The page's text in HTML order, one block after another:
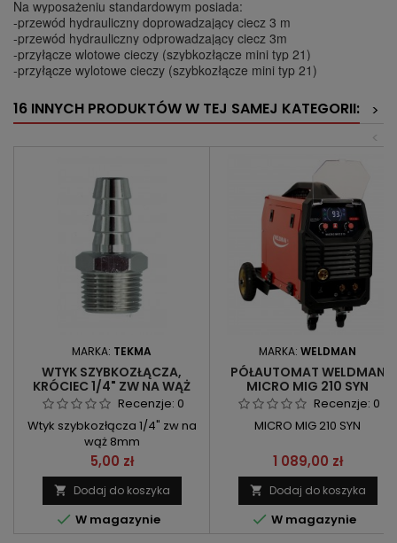
Na wyposażeniu standardowym posiada:
-przewód hydrauliczny doprowadzający ciecz 3 m
-przewód hydrauliczny odprowadzający ciecz 3m
-przyłącze wlotowe cieczy (szybkozłącze mini typ 21)
-przyłącze wylotowe cieczy (szybkozłącze mini typ 21)
16 INNYCH PRODUKTÓW W TEJ SAMEJ KATEGORII:
>
<
MARKA: TEKMA
WTYK SZYBKOZŁĄCZA,
KRÓCIEC 1/4" ZW NA WĄŻ
8MMRecenzje: 0
Wtyk szybkozłącza 1/4" zw na
wąż 8mm
Cena
5,00 zł
 Dodaj do koszyka
 W magazynie
MARKA: WELDMAN
PÓŁAUTOMAT WELDMAN
MICRO MIG 210 SYN
MIG/TIG/MMA
Recenzje: 0
MICRO MIG 210 SYN
Cena
1 089,00 zł
 Dodaj do koszyka
 W magazynie